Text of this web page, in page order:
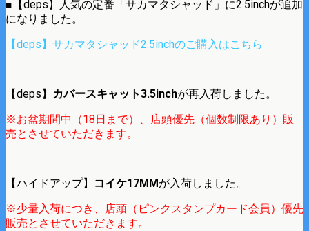
■【deps】人気の定番「サカマタシャッド」に2.5inchが追加
になりました。
【deps】サカマタシャッド2.5inchのご購入はこちら
【deps】 カバースキャット3.5inchが再入荷しました。
※お盆期間中（18日まで）、店頭優先（個数制限あり）販
売とさせていただきます。
【ハイドアップ】 コイケ17MMが入荷しました。
※少量入荷につき、店頭（ピンクスタンプカード会員）優先
販売とさせていただきます。